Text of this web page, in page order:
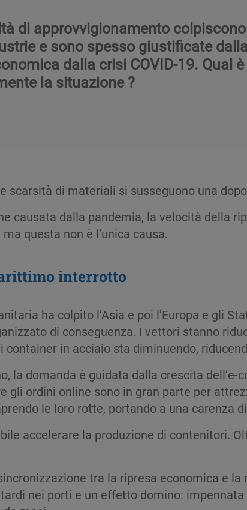
di approvvigionamento colpiscono
e sono spesso giustificate dalla
dalla crisi COVID-19. Qual è
la situazione ?
scarsità di materiali si susseguono una
causata dalla pandemia, la velocità della
questa non è l’unica causa.
interrotto
ha colpito l’Asia e poi l’Europa e gli
di conseguenza. I vettori stanno
container in acciaio sta diminuendo,
la domanda è guidata dalla crescita
gli ordini online sono in gran parte per
le loro rotte, portando a una carenza
accelerare la produzione di contenitori.
tra la ripresa economica e
nei porti e un effetto domino: